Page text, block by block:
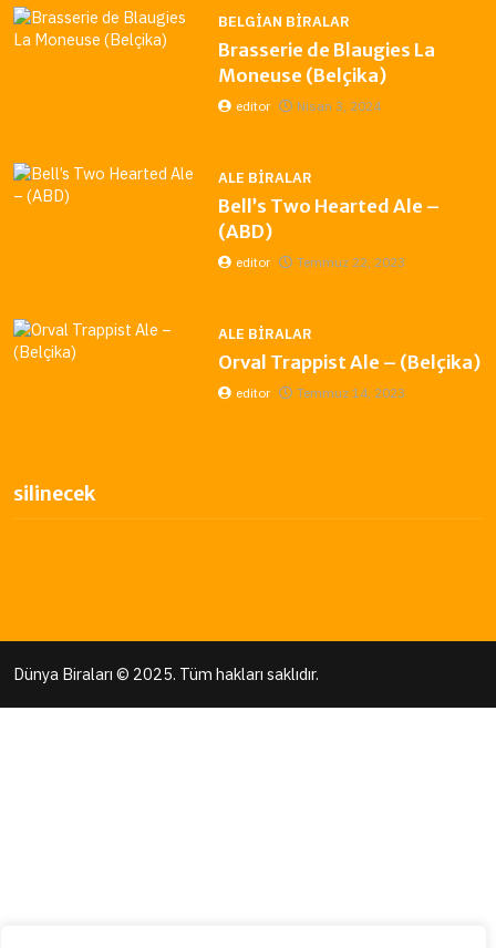
BELGIAN BIRALAR
Brasserie de Blaugies La
Moneuse (Belçika)
editor Nisan 3, 2024
ALE BIRALAR
Bell’s Two Hearted Ale –
(ABD)
editor Temmuz 22, 2023
ALE BIRALAR
Orval Trappist Ale – (Belçika)
editor Temmuz 14, 2023
silinecek
Dünya Biraları © 2025. Tüm hakları saklıdır.